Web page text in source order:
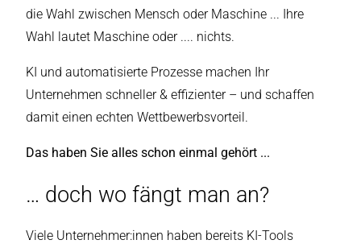
die Wahl zwischen Mensch oder Maschine ... Ihre
Wahl lautet Maschine oder .... nichts.
KI und automatisierte Prozesse machen Ihr
Unternehmen schneller & effizienter – und schaffen
damit einen echten Wettbewerbsvorteil.
Das haben Sie alles schon einmal gehört ...
… doch wo fängt man an?
Viele Unternehmer:innen haben bereits KI-Tools